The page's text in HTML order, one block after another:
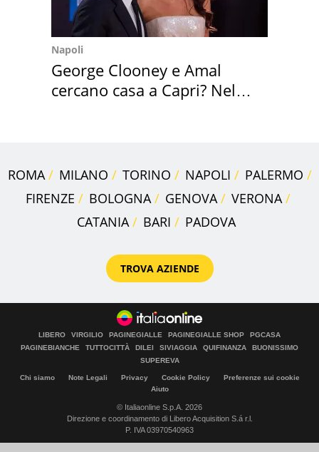
Napoli
George Clooney e Amal
cercano casa a Capri? Nel
ROMA MILANO TORINO NAPOLI
PALERMO
FIRENZE
BOLOGNA GENOVA
VERONA
CATANIA
BARI PADOVA
TROVA AZIENDE
LIBERO VIRGILIO PAGINEGIALLE PAGINEGIALLE SHOP
PGCASA
PAGINEBIANCHE
TUTTOCITTÀ DILEI SIVIAGGIA QUIFINANZA
BUONISSIMO
SUPEREVA
Chi siamo Note Legali Privacy Cookie Policy
Preferenze sui cookie
Aiuto
© Italiaonline S.p.A. 2026
Direzione e coordinamento di Libero Acquisition S.á r.l.
P. IVA 03970540963